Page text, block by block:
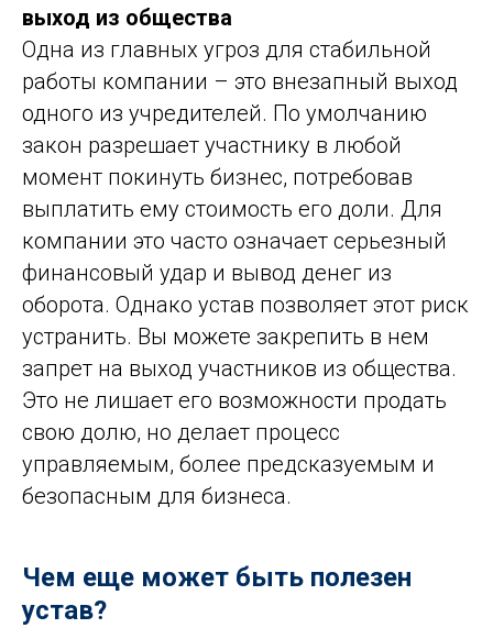
выход из общества
Одна из главных угроз для стабильной
работы компании – это внезапный выход
одного из учредителей. По умолчанию
закон разрешает участнику в любой
момент покинуть бизнес, потребовав
выплатить ему стоимость его доли. Для
компании это часто означает серьезный
финансовый удар и вывод денег из
оборота. Однако устав позволяет этот риск
устранить. Вы можете закрепить в нем
запрет на выход участников из общества.
Это не лишает его возможности продать
свою долю, но делает процесс
управляемым, более предсказуемым и
безопасным для бизнеса.
Чем еще может быть полезен
устав?